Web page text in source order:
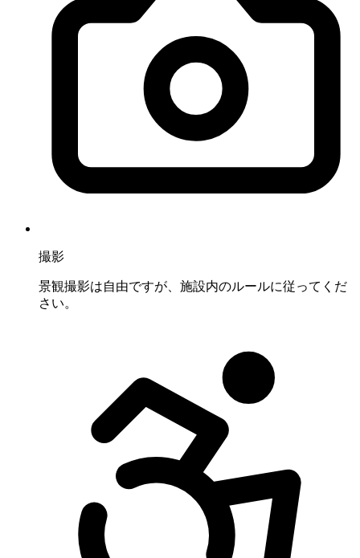
撮影
景観撮影は自由ですが、施設内のルールに従ってくだ
さい。